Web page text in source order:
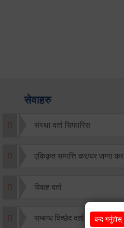
सेवाहरु
संस्था दर्ता सिफारिस
एकिकृत सम्पत्ति कर/घर जग्गा कर
विवाह दर्ता
सम्बन्ध विच्छेद दर्ता बन्द गर्नुहोस्